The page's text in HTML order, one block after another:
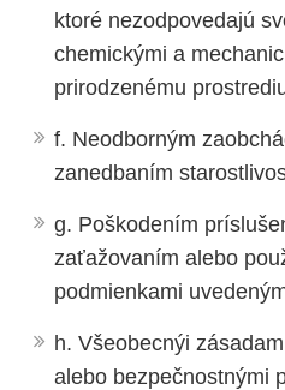
ktoré nezodpovedajú
chemickými a
prirodzenému
f. Neodborným
zanedbaním
g. Poškodením
zaťažovaním alebo
podmienkami
h. Všeobecnýi
alebo bezpečnostnými